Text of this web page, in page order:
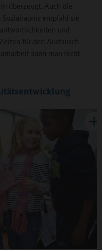
überzeugt. Auch die
empfahl sie.
und
für den Austausch
kann man nicht